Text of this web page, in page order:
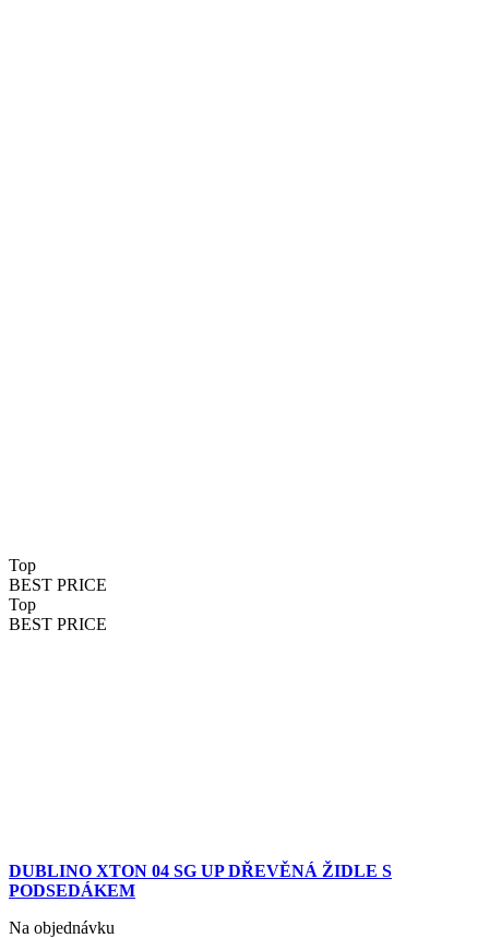
Top
BEST PRICE
Top
BEST PRICE
DUBLINO XTON 04 SG UP DŘEVĚNÁ ŽIDLE S
PODSEDÁKEM
Na objednávku